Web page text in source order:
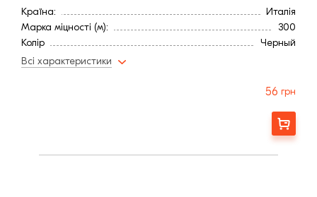
Країна:
Италія
Марка міцності (м):
300
Колір
Черный
Фактура
Всі характеристики
56 грн
Замовити